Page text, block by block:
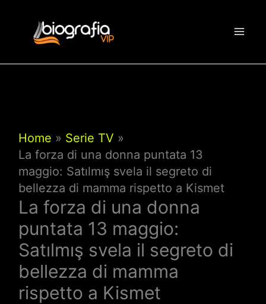
contenuto
Home
Serie TV
La forza di una donna puntata 13
maggio: Satılmış svela il segreto di
bellezza di mamma rispetto a Kismet
La forza di una donna
puntata 13 maggio:
Satılmış svela il segreto di
bellezza di mamma
rispetto a Kismet